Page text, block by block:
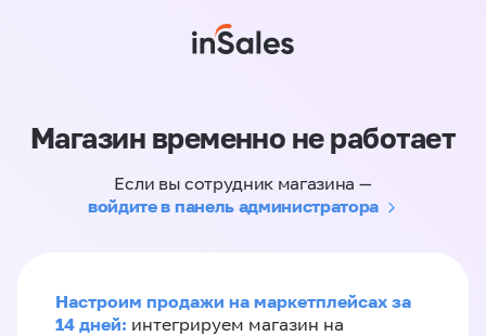
Магазин временно не работает
Если вы сотрудник магазина —
войдите в панель администратора
Настроим продажи на маркетплейсах за
14 дней: интегрируем магазин на